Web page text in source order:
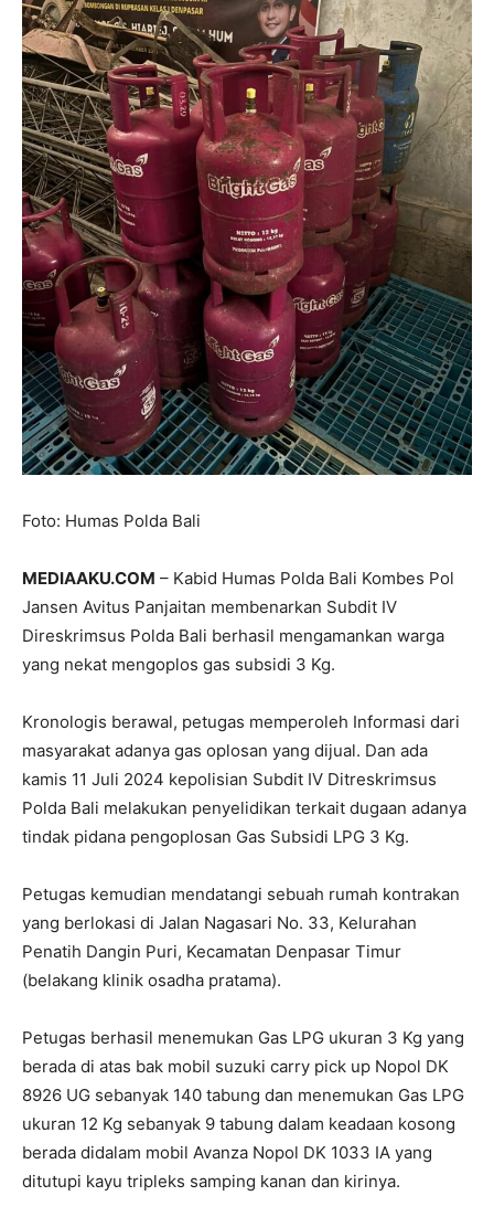
Foto: Humas Polda Bali
MEDIAAKU.COM – Kabid Humas Polda Bali Kombes Pol
Jansen Avitus Panjaitan membenarkan Subdit IV
Direskrimsus Polda Bali berhasil mengamankan warga
yang nekat mengoplos gas subsidi 3 Kg.
Kronologis berawal, petugas memperoleh Informasi dari
masyarakat adanya gas oplosan yang dijual. Dan ada
kamis 11 Juli 2024 kepolisian Subdit IV Ditreskrimsus
Polda Bali melakukan penyelidikan terkait dugaan adanya
tindak pidana pengoplosan Gas Subsidi LPG 3 Kg.
Petugas kemudian mendatangi sebuah rumah kontrakan
yang berlokasi di Jalan Nagasari No. 33, Kelurahan
Penatih Dangin Puri, Kecamatan Denpasar Timur
(belakang klinik osadha pratama).
Petugas berhasil menemukan Gas LPG ukuran 3 Kg yang
berada di atas bak mobil suzuki carry pick up Nopol DK
8926 UG sebanyak 140 tabung dan menemukan Gas LPG
ukuran 12 Kg sebanyak 9 tabung dalam keadaan kosong
berada didalam mobil Avanza Nopol DK 1033 IA yang
ditutupi kayu tripleks samping kanan dan kirinya.